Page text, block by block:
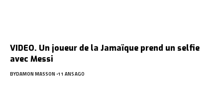
VIDEO. Un joueur de la Jamaïque prend un selfie
avec Messi
BYDAMON MASSON 11 ANS AGO